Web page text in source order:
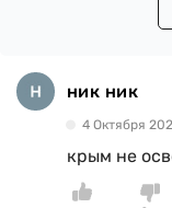
ник ник
4 Октября
крым не